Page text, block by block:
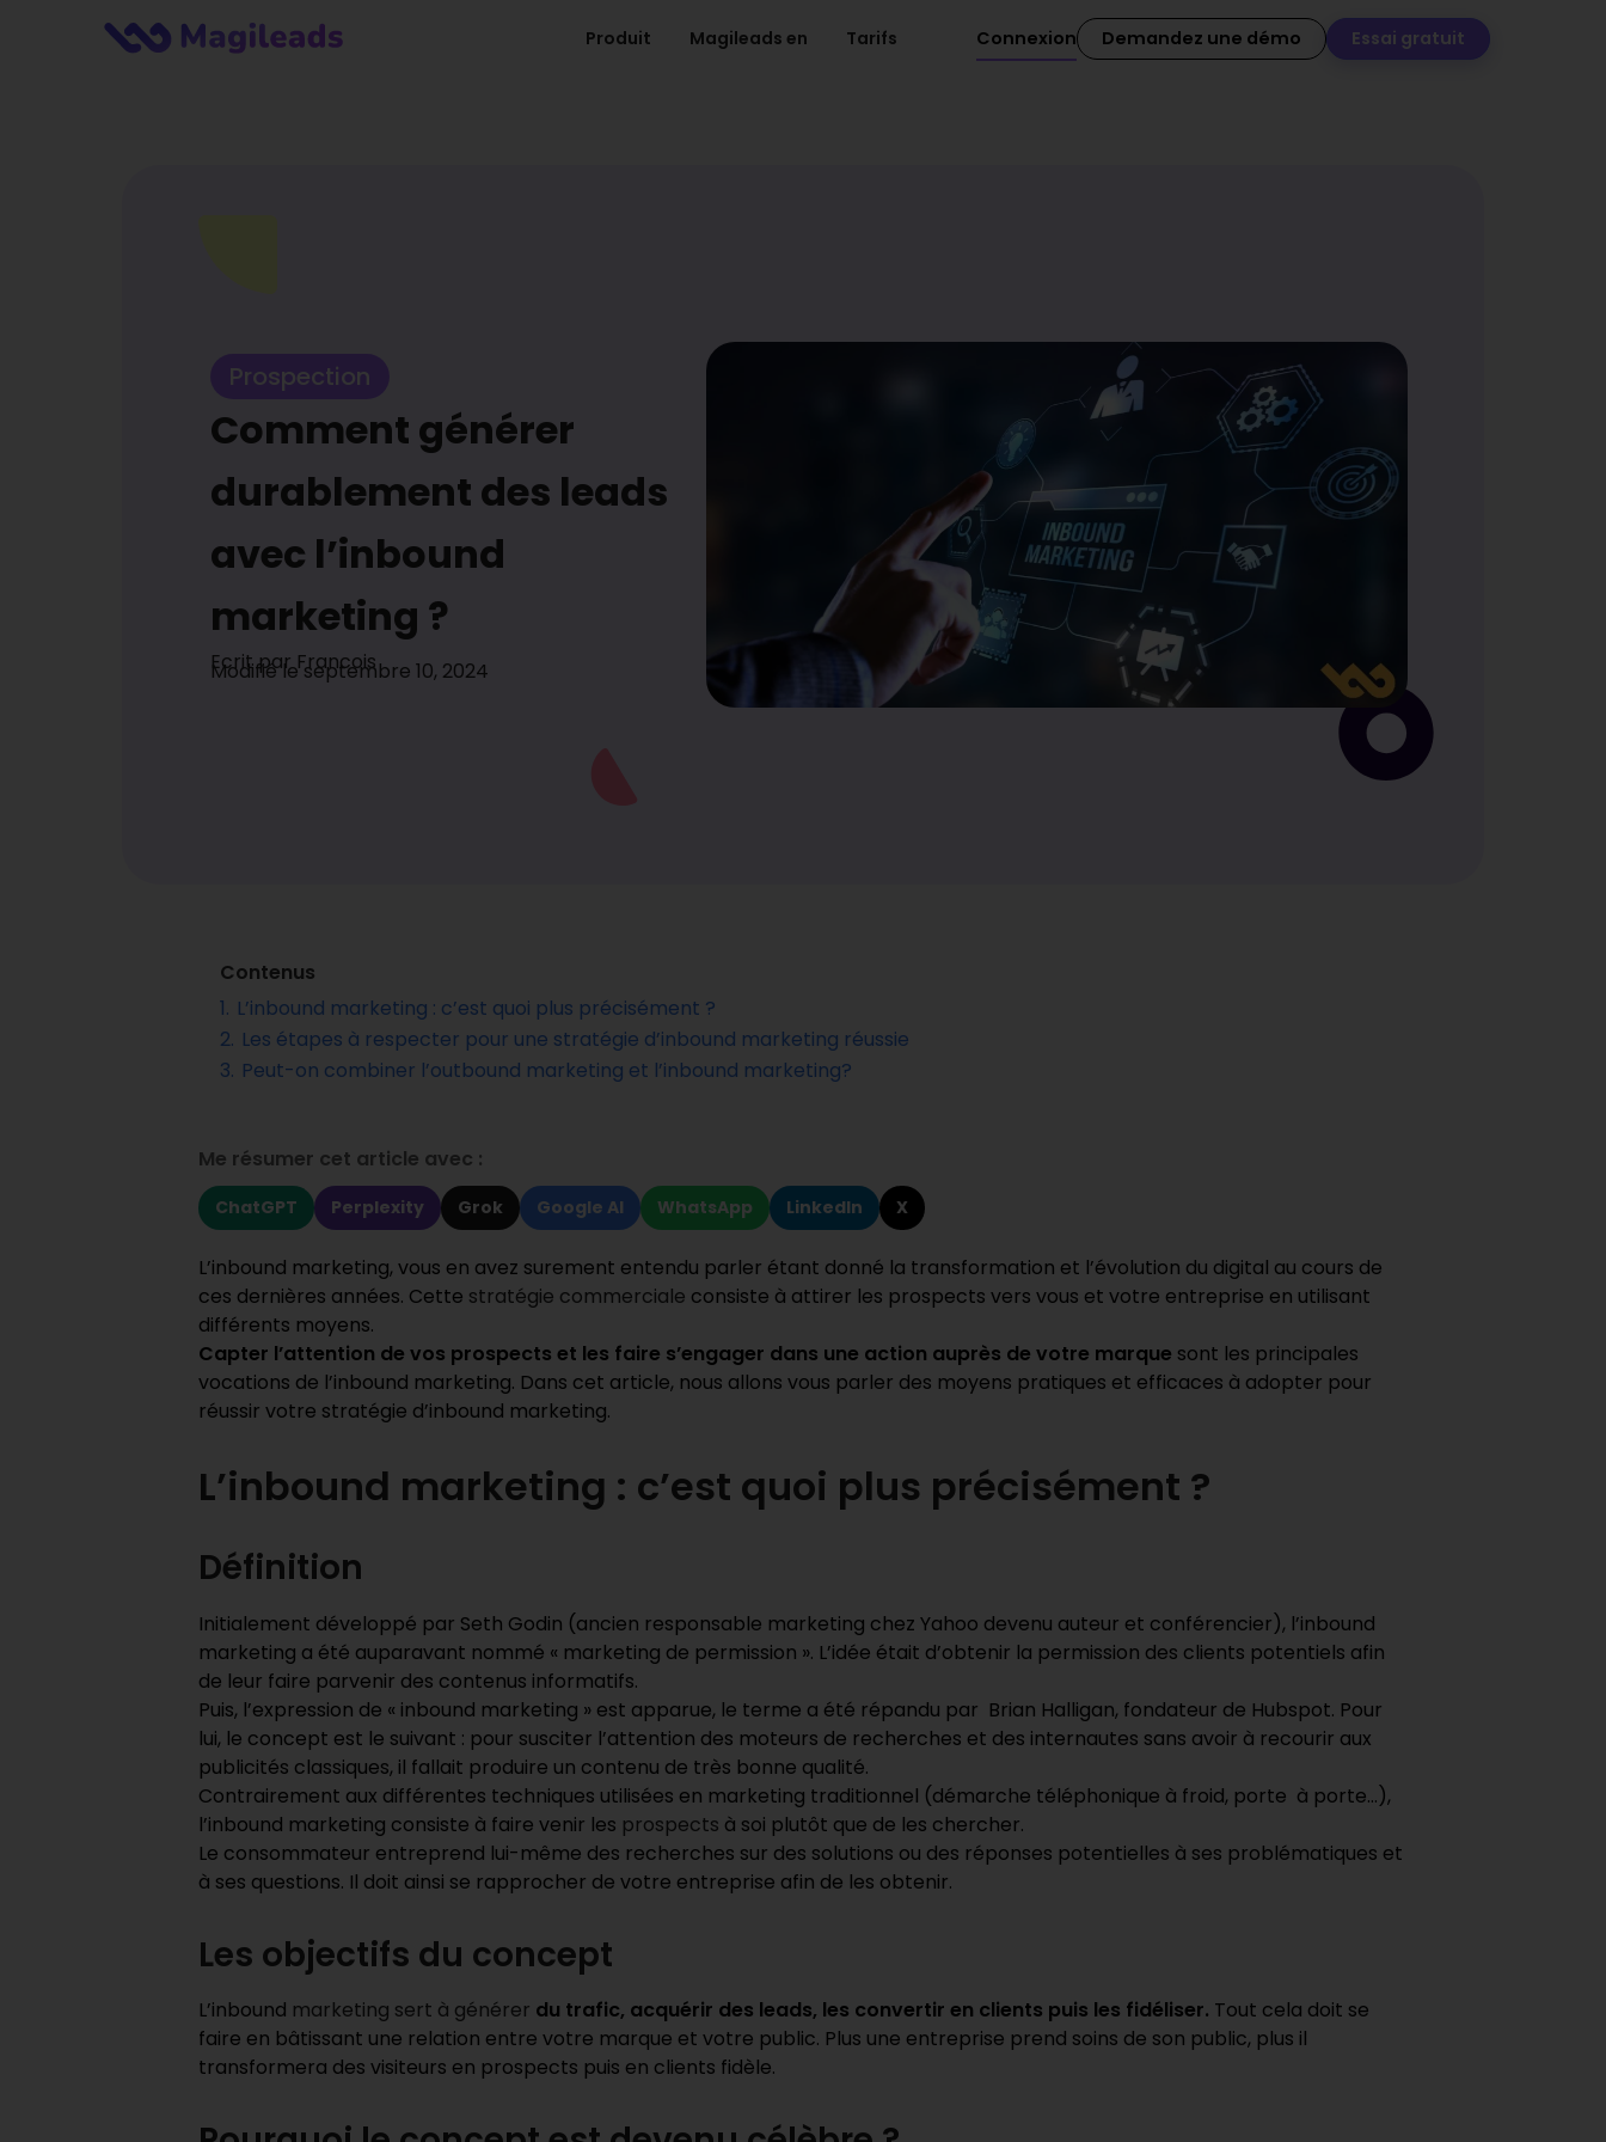
Produit Magileads en Tarifs Connexion Demandez une démo Essai gratuit
Prospection
Comment générer
durablement des leads
avec l’inbound
marketing ?
Ecrit parFrancois
Modifié le septembre 10, 2024
Contenus
1. L’inbound marketing : c’est quoi plus précisément ?
2. Les étapes à respecter pour une stratégie d’inbound marketing réussie
3. Peut-on combiner l’outbound marketing et l’inbound marketing?
Me résumer cet article avec :
ChatGPT Perplexity Grok Google AI WhatsApp LinkedIn X
L’inbound marketing, vous en avez surement entendu parler étant donné la transformation et l’évolution du digital au cours de
ces dernières années. Cette stratégie commerciale consiste à attirer les prospects vers vous et votre entreprise en utilisant
différents moyens.
Capter l’attention de vos prospects et les faire s’engager dans une action auprès de votre marque sont les principales
vocations de l’inbound marketing. Dans cet article, nous allons vous parler des moyens pratiques et efficaces à adopter pour
réussir votre stratégie d’inbound marketing.
L’inbound marketing : c’est quoi plus précisément ?
Définition
Initialement développé par Seth Godin (ancien responsable marketing chez Yahoo devenu auteur et conférencier), l’inbound
marketing a été auparavant nommé « marketing de permission ». L’idée était d’obtenir la permission des clients potentiels afin
de leur faire parvenir des contenus informatifs.
Puis, l’expression de « inbound marketing » est apparue, le terme a été répandu par Brian Halligan, fondateur de Hubspot. Pour
lui, le concept est le suivant : pour susciter l’attention des moteurs de recherches et des internautes sans avoir à recourir aux
publicités classiques, il fallait produire un contenu de très bonne qualité.
Contrairement aux différentes techniques utilisées en marketing traditionnel (démarche téléphonique à froid, porte à porte…),
l’inbound marketing consiste à faire venir les prospects à soi plutôt que de les chercher.
Le consommateur entreprend lui-même des recherches sur des solutions ou des réponses potentielles à ses problématiques et
à ses questions. Il doit ainsi se rapprocher de votre entreprise afin de les obtenir.
Les objectifs du concept
L’inbound marketing sert à générer du trafic, acquérir des leads, les convertir en clients puis les fidéliser. Tout cela doit se
faire en bâtissant une relation entre votre marque et votre public. Plus une entreprise prend soins de son public, plus il
transformera des visiteurs en prospects puis en clients fidèle.